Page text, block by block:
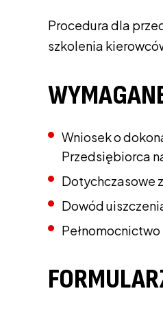
Procedura dla
szkolenia
Wniosek o
Przedsiębiorca
Dotychczasowe
Dowód